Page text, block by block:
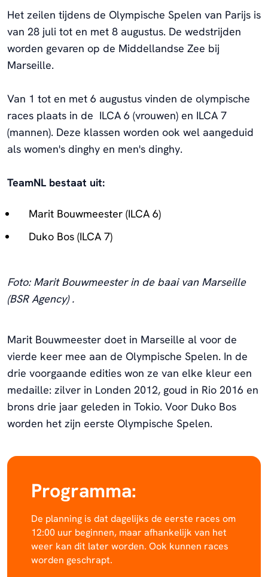
Het zeilen tijdens de Olympische Spelen van Parijs is
van 28 juli tot en met 8 augustus. De wedstrijden
worden gevaren op de Middellandse Zee bij
Marseille.
Van 1 tot en met 6 augustus vinden de olympische
races plaats in de ILCA 6 (vrouwen) en ILCA 7
(mannen). Deze klassen worden ook wel aangeduid
als women's dinghy en men's dinghy.
TeamNL bestaat uit:
Marit Bouwmeester (ILCA 6)
Duko Bos (ILCA 7)
Foto: Marit Bouwmeester in de baai van Marseille
(BSR Agency) .
Marit Bouwmeester doet in Marseille al voor de
vierde keer mee aan de Olympische Spelen. In de
drie voorgaande edities won ze van elke kleur een
medaille: zilver in Londen 2012, goud in Rio 2016 en
brons drie jaar geleden in Tokio. Voor Duko Bos
worden het zijn eerste Olympische Spelen.
Programma:
De planning is dat dagelijks de eerste races om
12:00 uur beginnen, maar afhankelijk van het
weer kan dit later worden. Ook kunnen races
worden geschrapt.